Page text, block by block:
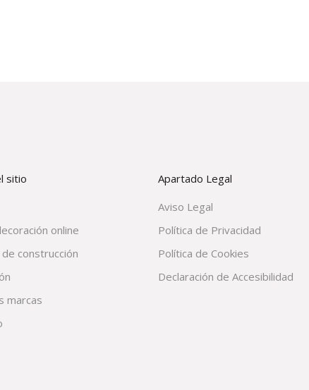
sitio
online
de construcción
marcas
Apartado Legal
Aviso Legal
Política de Privacidad
Política de Cookies
Declaración de Accesibilidad